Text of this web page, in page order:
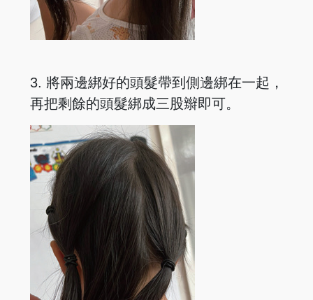
3. 將兩邊綁好的頭髮帶到側邊綁在一起，
再把剩餘的頭髮綁成三股辮即可。